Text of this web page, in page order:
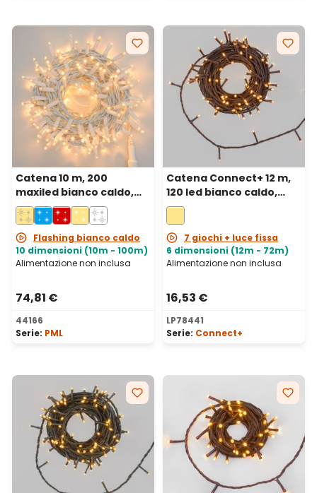
Catena 10 m, 200
maxiled bianco caldo,
cavo bianco,
prolungabile, IP67
Flashing bianco caldo
10 dimensioni (10m - 100m)
Alimentazione non inclusa
74,81 €
44166
Serie: PML
Catena Connect+ 12 m,
120 led bianco caldo,
cavo marrone,
prolungabile
7 giochi + luce fissa
6 dimensioni (12m - 72m)
Alimentazione non inclusa
16,53 €
LP78441
Serie: Connect+